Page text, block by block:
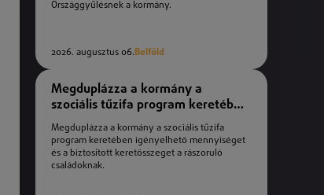
Országgyűlésnek a kormány.
2026. augusztus 06.Belföld
Megduplázza a kormány a
szociális tűzifa program keretében
igényelhető mennyiséget
Megduplázza a kormány a szociális tűzifa
program keretében igényelhető mennyiséget
és a biztosított keretösszeget a rászoruló
családoknak.